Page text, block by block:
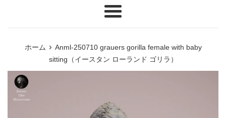
メ
ホーム › Anml-250710 grauers gorilla female with baby
sitting（イースタン ローランド ゴリラ）